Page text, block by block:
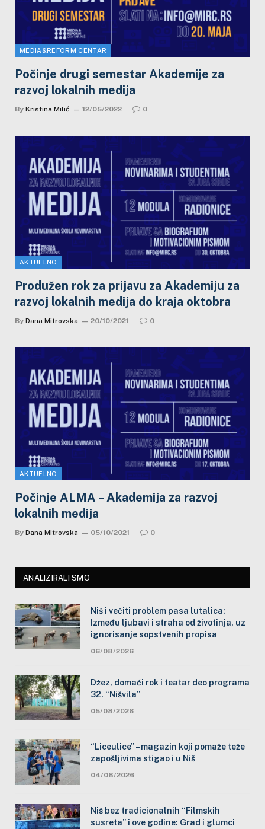
MEDIA&REFORM CENTAR
Počinje drugi semestar Akademije za
razvoj lokalnih medija
By Kristina Milić 12/05/2022 0
AKTUELNO
Produžen rok za prijavu za Akademiju za
razvoj lokalnih medija do kraja oktobra
By Dana Mitrovska 20/10/2021 0
AKTUELNO
Počinje ALMA – Akademija za razvoj
lokalnih medija
By Dana Mitrovska 05/10/2021 0
ANALIZIRALI SMO
Niš i večiti problem pasa lutalica:
Između ljubavi i straha od životinja, uz
ignorisanje sopstvenih propisa
06/08/2026
Džez, domaći rok i teatar deo programa
32. “Nišvila”
05/08/2026
“Liceulice” – magazin koji pomaže teže
zapošljivima stigao i u Niš
04/08/2026
Niš bez tradicionalnih “Filmskih
susreta” i ove godine: Grad i glumci